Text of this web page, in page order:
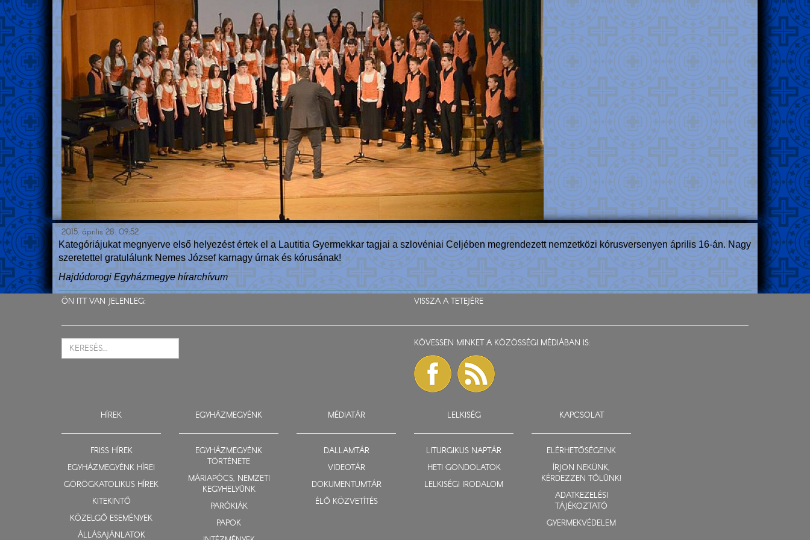
2015. április 28. 09:52
Kategóriájukat megnyerve első helyezést értek el a Lautitia Gyermekkar tagjai a szlovéniai Celjében megrendezett nemzetközi kórusversenyen április 16-án. Nagy
szeretettel gratulálunk Nemes József karnagy úrnak és kórusának!
Hajdúdorogi Egyházmegye hírarchívum
ÖN ITT VAN JELENLEG: VISSZA A TETEJÉRE
KÖVESSEN MINKET A KÖZÖSSÉGI MÉDIÁBAN IS:
HÍREK
FRISS HÍREK
EGYHÁZMEGYÉNK HÍREI
GÖRÖGKATOLIKUS HÍREK
KITEKINTŐ
KÖZELGŐ ESEMÉNYEK
ÁLLÁSAJÁNLATOK
EGYHÁZMEGYÉNK
EGYHÁZMEGYÉNK
TÖRTÉNETE
MÁRIAPÓCS, NEMZETI
KEGYHELYÜNK
PARÓKIÁK
PAPOK
MÉDIATÁR
DALLAMTÁR
VIDEOTÁR
DOKUMENTUMTÁR
ÉLŐ KÖZVETÍTÉS
LELKISÉG
LITURGIKUS NAPTÁR
HETI GONDOLATOK
LELKISÉGI IRODALOM
KAPCSOLAT
ELÉRHETŐSÉGEINK
ÍRJON NEKÜNK,
KÉRDEZZEN TŐLÜNK!
ADATKEZELÉSI
TÁJÉKOZTATÓ
GYERMEKVÉDELEM